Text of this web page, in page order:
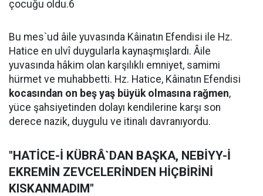
çocuğu oldu.6
Bu mes`ud âile yuvasında Kâinatın Efendisi ile Hz.
Hatice en ulvî duygularla kaynaşmışlardı. Âile
yuvasında hâkim olan karşılıklı emniyet, samimi
hürmet ve muhabbetti. Hz. Hatice, Kâinatın Efendisi
kocasından on beş yaş büyük olmasına rağmen,
yüce şahsiyetinden dolayı kendilerine karşı son
derece nazik, duygulu ve itinalı davranıyordu.
"HATİCE-İ KÜBRÂ`DAN BAŞKA, NEBİYY-İ
EKREMİN ZEVCELERİNDEN HİÇBİRİNİ
KISKANMADIM"